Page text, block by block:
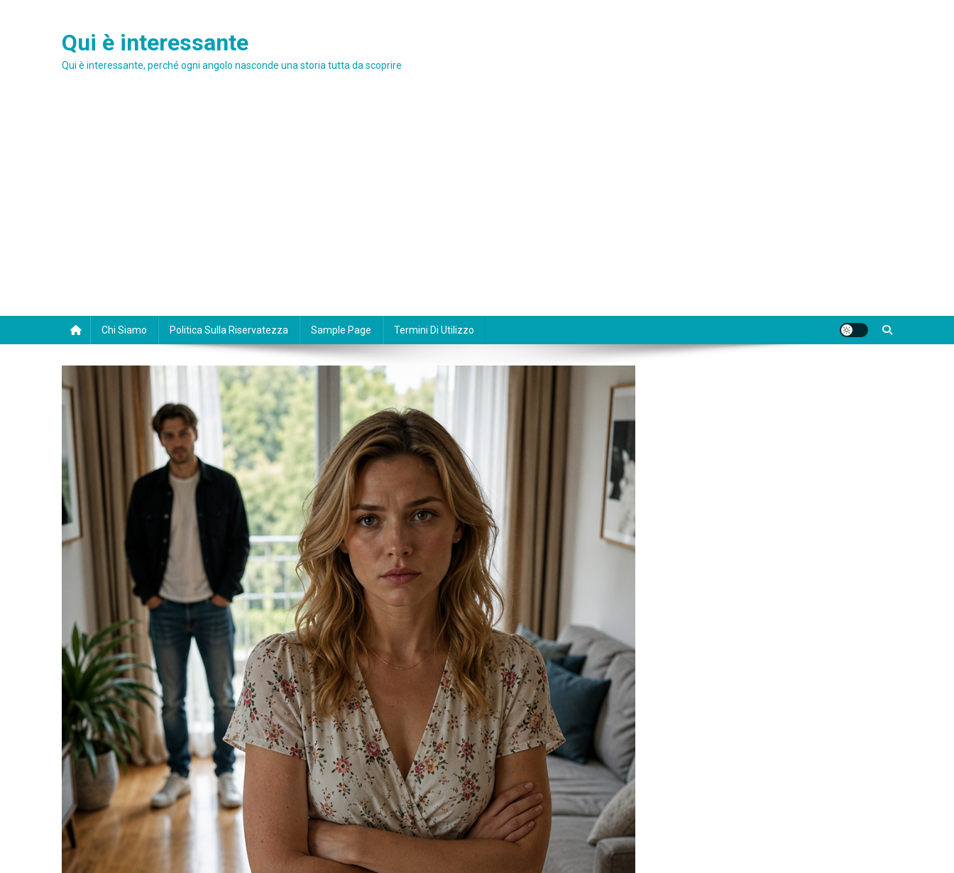
Qui è interessante
Qui è interessante, perché ogni angolo nasconde una storia tutta da scoprire
Chi Siamo Politica Sulla Riservatezza Sample Page Termini Di Utilizzo